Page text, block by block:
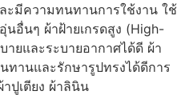
มีความทนทานการใช้งาน ใช้
นอื่นๆ ผ้าฝ้ายเกรดสูง (High-
ยและระบายอากาศได้ดี ผ้า
านและรักษารูปทรงได้ดีการ
ปูเตียง ผ้าลินิน